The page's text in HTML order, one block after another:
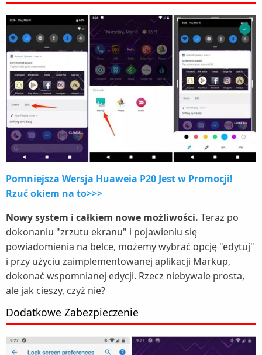
Pomniejsza Wersja Huaweia P20 Jest w Promocji!
Rzuć okiem na to>>>
Nowy system i całkiem nowe możliwości. Teraz po
dokonaniu "zrzutu ekranu" i pojawieniu się
powiadomienia na belce, możemy wybrać opcję "edytuj"
i przy użyciu zaimplementowanej aplikacji Markup,
dokonać wspomnianej edycji. Rzecz niebywale prosta,
ale jak cieszy, czyż nie?
Dodatkowe Zabezpieczenie